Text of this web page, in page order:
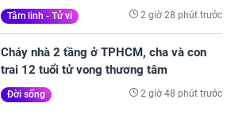
Tâm linh - Tử vi 2 giờ 28 phút trước
Cháy nhà 2 tầng ở TPHCM, cha và con
trai 12 tuổi tử vong thương tâm
Đời sống 2 giờ 48 phút trước